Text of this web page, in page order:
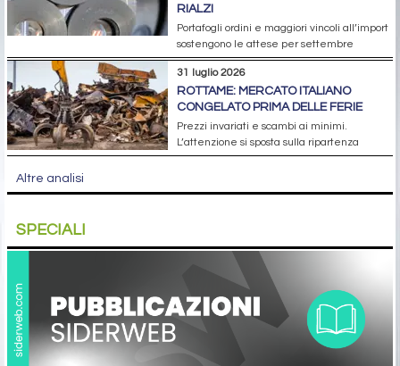
RIALZI
Portafogli ordini e maggiori vincoli all’import
sostengono le attese per settembre
31 luglio 2026
ROTTAME: MERCATO ITALIANO
CONGELATO PRIMA DELLE FERIE
Prezzi invariati e scambi ai minimi.
L’attenzione si sposta sulla ripartenza
Altre analisi
SPECIALI